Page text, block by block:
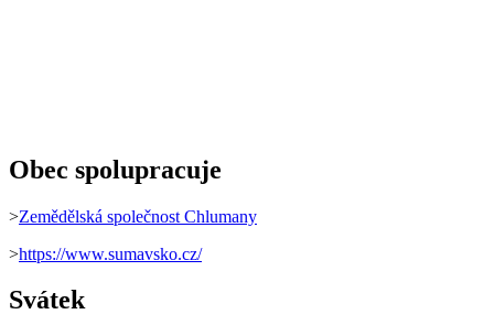
Obec spolupracuje
>Zemědělská společnost Chlumany
>https://www.sumavsko.cz/
Svátek